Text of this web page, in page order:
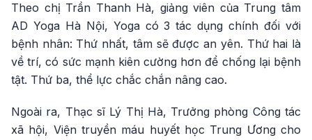
Theo chị Trần Thanh Hà, giảng viên của Trung tâm
AD Yoga Hà Nội, Yoga có 3 tác dụng chính đối với
bệnh nhân: Thứ nhất, tâm sẽ được an yên. Thứ hai là
về trí, có sức mạnh kiên cường hơn để chống lại bệnh
tật. Thứ ba, thể lực chắc chắn nâng cao.
Ngoài ra, Thạc sĩ Lý Thị Hà, Trưởng phòng Công tác
xã hội, Viện truyền máu huyết học Trung Ương cho